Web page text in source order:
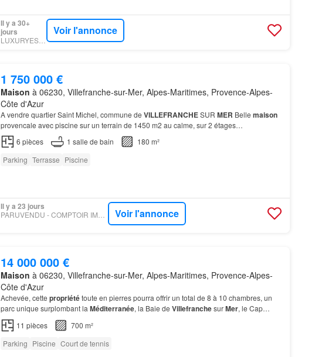
Il y a 30+
jours
LUXURYESTATE
Voir l'annonce
1 750 000 €
Maison à 06230, Villefranche-sur-Mer, Alpes-Maritimes, Provence-Alpes-
Côte d'Azur
A vendre quartier Saint Michel, commune de VILLEFRANCHESUR MER Belle maison
provencale avec piscine sur un terrain de 1450 m2 au calme, sur 2 étages…
6 pièces 1 salle de bain
180 m²
Parking Terrasse Piscine
Il y a 23 jours
PARUVENDU - COMPTOIR IMMOBILIER DE FRANCE Voir l'annonce
14 000 000 €
Maison à 06230, Villefranche-sur-Mer, Alpes-Maritimes, Provence-Alpes-
Côte d'Azur
Achevée, cette propriététoute en pierres pourra offrir un total de 8 à 10 chambres, un
parc unique surplombant la Méditerranée, la Baie de VillefranchesurMer, le Cap
Ferrat et le Port de Beaulieu sur
11 pièces
700 m²
Parking Piscine Court de tennis